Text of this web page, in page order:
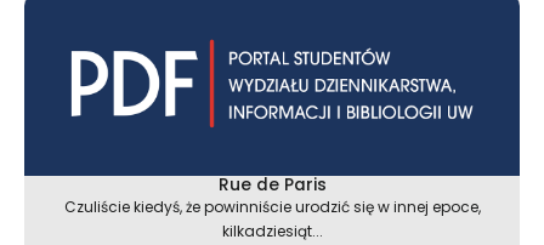
Rue de Paris
Czuliście kiedyś, że powinniście urodzić się w innej epoce,
kilkadziesiąt...